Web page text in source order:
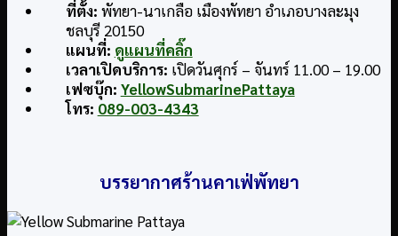
ที่ตั้ง: พัทยา-นาเกลือ เมืองพัทยา อำเภอบางละมุง
ชลบุรี 20150
แผนที่: ดูแผนที่คลิ๊ก
เวลาเปิดบริการ: เปิดวันศุกร์ – จันทร์ 11.00 – 19.00
เฟซบุ๊ก: YellowSubmarinePattaya
โทร: 089-003-4343
บรรยากาศร้านคาเฟ่พัทยา